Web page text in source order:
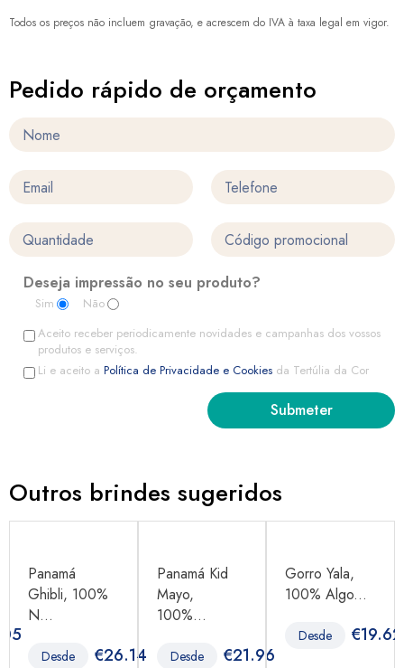
Todos os preços não incluem gravação, e acrescem do IVA à taxa legal em vigor.
Pedido rápido de orçamento
Deseja impressão no seu produto?
Sim
Não
Aceito receber periodicamente novidades e campanhas dos vossos
produtos e serviços.
Li e aceito a Política de Privacidade e Cookies da Tertúlia da Cor
Outros brindes sugeridos
Panamá
Ghibli, 100%
N...
Desde €26.14
Panamá Kid
Mayo,
100%...
Desde €21.96
Gorro Yala,
100% Algo...
Desde €19.62